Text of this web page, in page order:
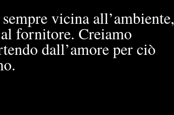
vicina all’ambiente,
fornitore. Creiamo
dall’amore per ciò